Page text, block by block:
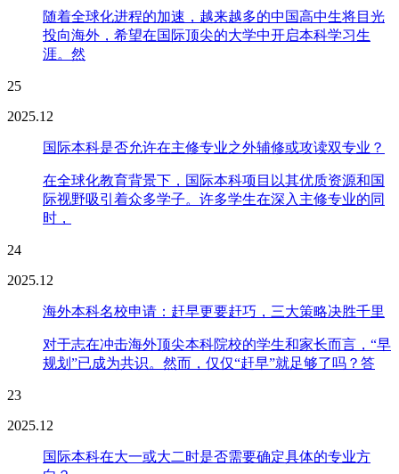
随着全球化进程的加速，越来越多的中国高中生将目光
投向海外，希望在国际顶尖的大学中开启本科学习生
涯。然
25
2025.12
国际本科是否允许在主修专业之外辅修或攻读双专业？
在全球化教育背景下，国际本科项目以其优质资源和国
际视野吸引着众多学子。许多学生在深入主修专业的同
时，
24
2025.12
海外本科名校申请：赶早更要赶巧，三大策略决胜千里
对于志在冲击海外顶尖本科院校的学生和家长而言，“早
规划”已成为共识。然而，仅仅“赶早”就足够了吗？答
23
2025.12
国际本科在大一或大二时是否需要确定具体的专业方